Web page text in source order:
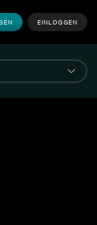
EINLOGGEN